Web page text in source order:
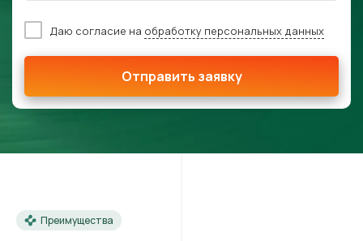
Даю согласие на обработку персональных данных
Отправить заявку
Преимущества